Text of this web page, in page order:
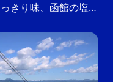
昔ながらのすっきり味、函館の塩ラーメン